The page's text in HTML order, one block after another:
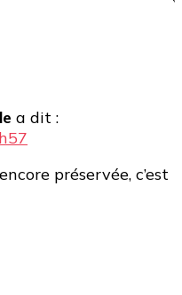
a dit :
préservée, c’est